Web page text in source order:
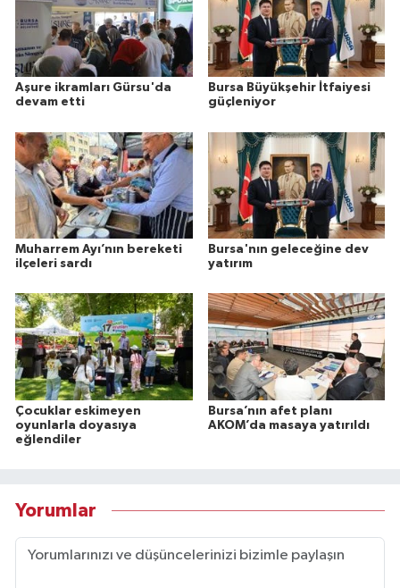
Aşure ikramları Gürsu'da
devam etti
Bursa Büyükşehir İtfaiyesi
güçleniyor
Muharrem Ayı’nın bereketi
ilçeleri sardı
Bursa'nın geleceğine dev
yatırım
Çocuklar eskimeyen
oyunlarla doyasıya
eğlendiler
Bursa’nın afet planı
AKOM’da masaya yatırıldı
Yorumlar